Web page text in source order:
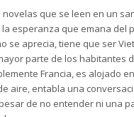
que se leen en un
esperanza que emana
se aprecia, tiene que ser
parte de los habitantes
Francia, es alojado
aire, entabla una
de no entender ni una